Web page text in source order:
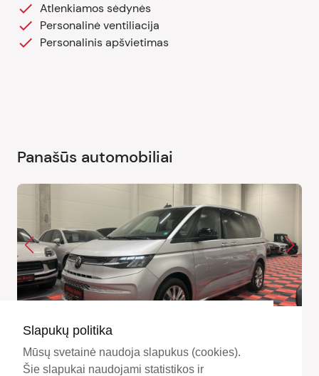
Slapukų politika
Mūsų svetainė naudoja slapukus (cookies).
Šie slapukai naudojami statistikos ir
Atlenkiamos sėdynės
Personalinė ventiliacija
Personalinis apšvietimas
Panašūs automobiliai
2024 Volkswagen Multivan
46550 €49990 €